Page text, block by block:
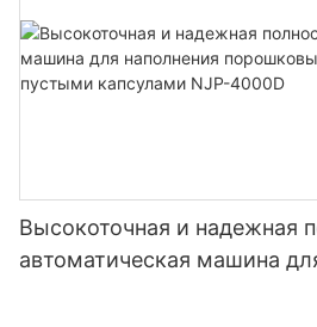
Высокоточная и надежная
автоматическая машина